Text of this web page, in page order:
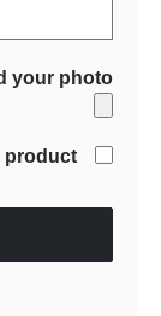
your photo
product